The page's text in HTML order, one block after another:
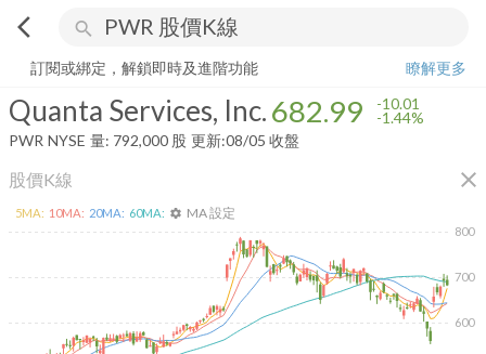
arrow_back_ios search
Quanta Services, Inc. 682.99 -1.44%
訂閱或綁定，解鎖即時及進階功能
瞭解更多
Quanta Services, Inc.682.99 -10.01
-1.44%
PWR NYSE 量: 792,000 股 更新:08/05 收盤
股價K線 close
600
700
800
5MA: 10MA: 20MA: 60MA: settings MA 設定